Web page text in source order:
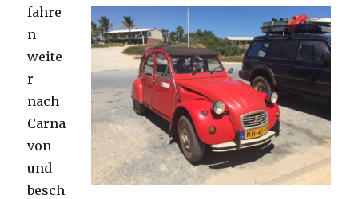
fahre
n
weite
r
nach
Carna
von
und
besch